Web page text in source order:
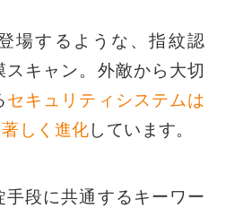
場するような、指紋認
キャン。外敵から大切
セキュリティシステムは
しく進化しています。
手段に共通するキーワー